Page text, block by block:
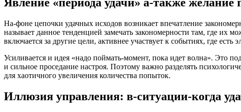
На-фоне цепочки удачных исходов возникает впечатление
называет данное тенденцией замечать закономерности там, где их
включается за другие цели, активнее участвует к событиях, где
Усиливается и идея «надо поймать-момент, пока идет волна». Это
и сильное проседание настроя. Поэтому важно разделять
для хаотичного увеличения количества попыток.
Иллюзия управления: в-ситуации-когда